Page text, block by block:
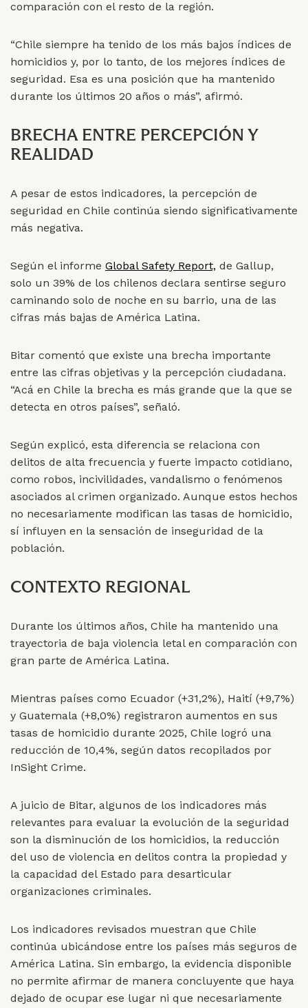
comparación con el resto de la región.
“Chile siempre ha tenido de los más bajos índices de
homicidios y, por lo tanto, de los mejores índices de
seguridad. Esa es una posición que ha mantenido
durante los últimos 20 años o más”, afirmó.
BRECHA ENTRE PERCEPCIÓN Y
REALIDAD
A pesar de estos indicadores, la percepción de
seguridad en Chile continúa siendo significativamente
más negativa.
Según el informe Global Safety Report, de Gallup,
solo un 39% de los chilenos declara sentirse seguro
caminando solo de noche en su barrio, una de las
cifras más bajas de América Latina.
Bitar comentó que existe una brecha importante
entre las cifras objetivas y la percepción ciudadana.
“Acá en Chile la brecha es más grande que la que se
detecta en otros países”, señaló.
Según explicó, esta diferencia se relaciona con
delitos de alta frecuencia y fuerte impacto cotidiano,
como robos, incivilidades, vandalismo o fenómenos
asociados al crimen organizado. Aunque estos hechos
no necesariamente modifican las tasas de homicidio,
sí influyen en la sensación de inseguridad de la
población.
CONTEXTO REGIONAL
Durante los últimos años, Chile ha mantenido una
trayectoria de baja violencia letal en comparación con
gran parte de América Latina.
Mientras países como Ecuador (+31,2%), Haití (+9,7%)
y Guatemala (+8,0%) registraron aumentos en sus
tasas de homicidio durante 2025, Chile logró una
reducción de 10,4%, según datos recopilados por
InSight Crime.
A juicio de Bitar, algunos de los indicadores más
relevantes para evaluar la evolución de la seguridad
son la disminución de los homicidios, la reducción
del uso de violencia en delitos contra la propiedad y
la capacidad del Estado para desarticular
organizaciones criminales.
Los indicadores revisados muestran que Chile
continúa ubicándose entre los países más seguros de
América Latina. Sin embargo, la evidencia disponible
no permite afirmar de manera concluyente que haya
dejado de ocupar ese lugar ni que necesariamente